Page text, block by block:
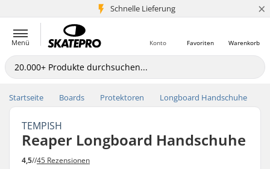
Schnelle Lieferung
5+ Mio. Kunden ×
Menü Warenkorb
Favoriten
Konto
Startseite Boards Protektoren Longboard Handschuhe
TEMPISH
Reaper Longboard Handschuhe
4,5//45 Rezensionen